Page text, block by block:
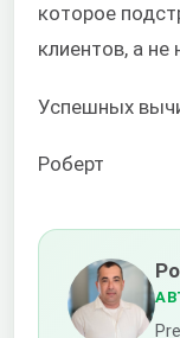
которое
клиентов, а не
Успешных
Роберт